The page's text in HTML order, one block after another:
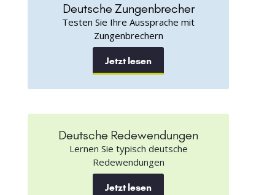
Deutsche Zungenbrecher
Testen Sie Ihre Aussprache mit
Zungenbrechern
Jetzt lesen
Deutsche Redewendungen
Lernen Sie typisch deutsche
Redewendungen
Jetzt lesen